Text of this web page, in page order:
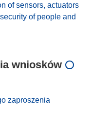
of sensors, actuators
of people and
wniosków
zaproszenia